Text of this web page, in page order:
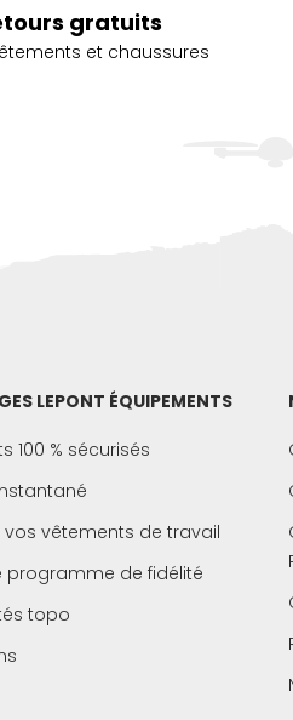
gratuits
et chaussures
LEPONT ÉQUIPEMENTS
100 % sécurisés
vos vêtements de travail
programme de fidélité
topo